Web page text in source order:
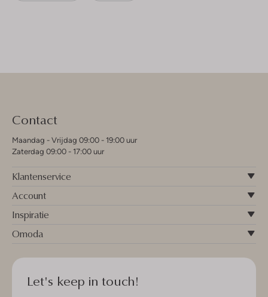
Contact
Maandag - Vrijdag 09:00 - 19:00 uur
Zaterdag 09:00 - 17:00 uur
Klantenservice
Account
Inspiratie
Omoda
Let's keep in touch!